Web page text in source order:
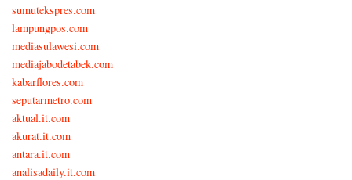
sumutekspres.com
lampungpos.com
mediasulawesi.com
mediajabodetabek.com
kabarflores.com
seputarmetro.com
aktual.it.com
akurat.it.com
antara.it.com
analisadaily.it.com